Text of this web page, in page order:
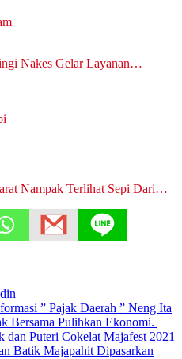
Nakes Gelar Layanan…
Nampak Terlihat Sepi Dari…
” Pajak Daerah ” Neng Ita
Bersama Pulihkan Ekonomi.
Puteri Cokelat Majafest 2021
Batik Majapahit Dipasarkan